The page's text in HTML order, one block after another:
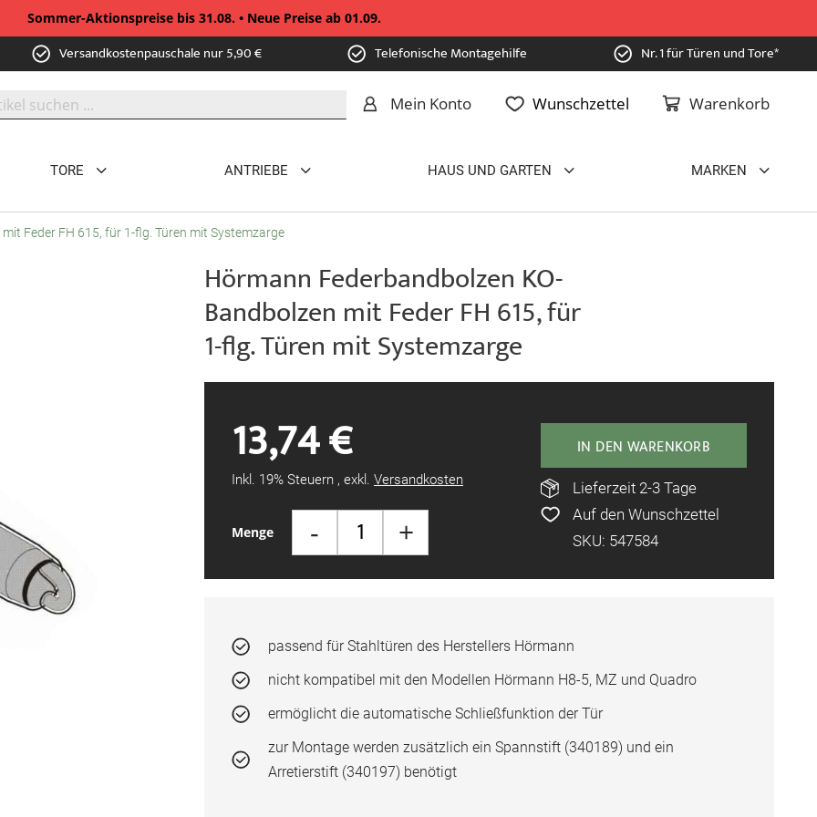
Sommer-Aktionspreise bis 31.08. • Neue Preise ab 01.09.
Versandkostenpauschale nur 5,90 € Telefonische Montagehilfe Nr. 1 für Türen und Tore*
Warenkorb
Mein Konto Wunschzettel
TORE ANTRIEBE HAUS UND GARTEN MARKEN
Feder FH 615, für 1-flg. Türen mit Systemzarge
Hörmann Federbandbolzen KO-
Bandbolzen mit Feder FH 615, für
1-flg. Türen mit Systemzarge
Menge - +
13,74 €
Inkl. 19% Steuern , exkl. Versandkosten
IN DEN WARENKORB
Lieferzeit 2-3 Tage
Auf den Wunschzettel
SKU: 547584
passend für Stahltüren des Herstellers Hörmann
nicht kompatibel mit den Modellen Hörmann H8-5, MZ und Quadro
ermöglicht die automatische Schließfunktion der Tür
zur Montage werden zusätzlich ein Spannstift (340189) und ein
Arretierstift (340197) benötigt